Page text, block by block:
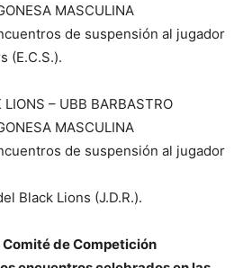
MASCULINA
de suspensión al jugador
(E.C.S.).
– UBB BARBASTRO
MASCULINA
de suspensión al jugador
Black Lions (J.D.R.).
de Competición